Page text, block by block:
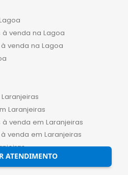
ATENDIMENTO
venda na Lagoa
venda na Lagoa
Laranjeiras
venda em Laranjeiras
venda em Laranjeiras